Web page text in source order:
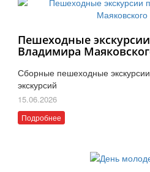
Пешеходные
Владимира
Сборные пешеходные
экскурсий
15.06.2026
Подробнее